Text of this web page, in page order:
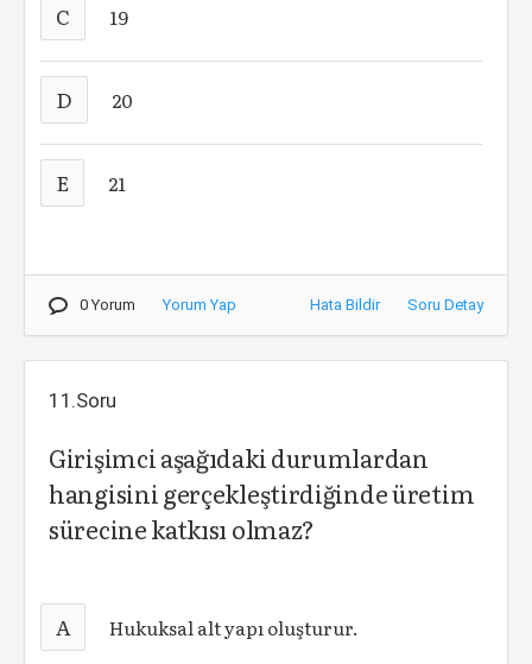
C 19
D 20
E 21
0 Yorum Yorum Yap Hata Bildir Soru Detay
11.Soru
Girişimci aşağıdaki durumlardan
hangisini gerçekleştirdiğinde üretim
sürecine katkısı olmaz?
A Hukuksal alt yapı oluşturur.